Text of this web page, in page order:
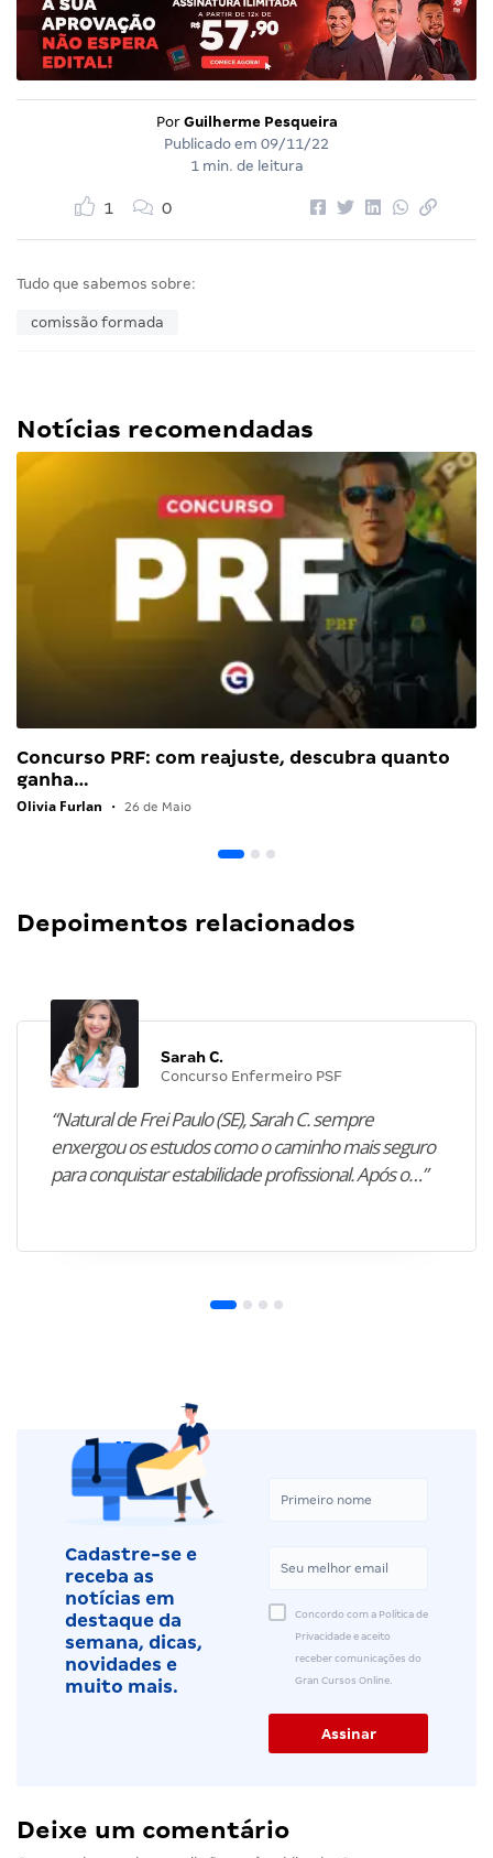
Por Guilherme Pesqueira
Publicado em 09/11/22
1 min. de leitura
1 0
Tudo que sabemos sobre:
comissão formada
Notícias recomendadas
Concurso PRF: com reajuste, descubra quanto
ganha…
Olivia Furlan • 26 de Maio
Depoimentos relacionados
Sarah C.
Concurso Enfermeiro PSF
“Natural de Frei Paulo (SE), Sarah C. sempre
enxergou os estudos como o caminho mais seguro
para conquistar estabilidade profissional. Após o…”
Cadastre-se e
receba as
notícias em
destaque da
semana, dicas,
novidades e
muito mais.
Concordo com a Política de
Privacidade e aceito
receber comunicações do
Gran Cursos Online.
Deixe um comentário